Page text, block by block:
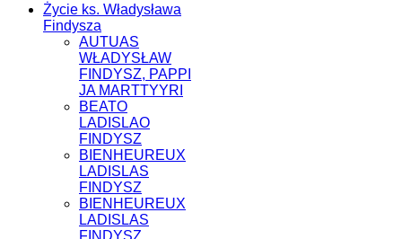
Życie ks. Władysława
Findysza
AUTUAS
WŁADYSŁAW
FINDYSZ, PAPPI
JA MARTTYYRI
BEATO
LADISLAO
FINDYSZ
BIENHEUREUX
LADISLAS
FINDYSZ
BIENHEUREUX
LADISLAS
FINDYSZ